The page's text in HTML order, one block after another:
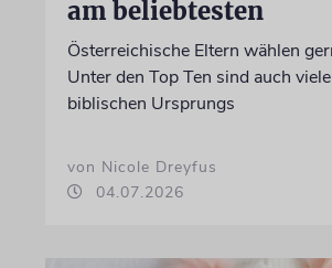
am beliebtesten
Österreichische Eltern wählen
Unter den Top Ten sind auch
biblischen Ursprungs
von Nicole Dreyfus
04.07.2026